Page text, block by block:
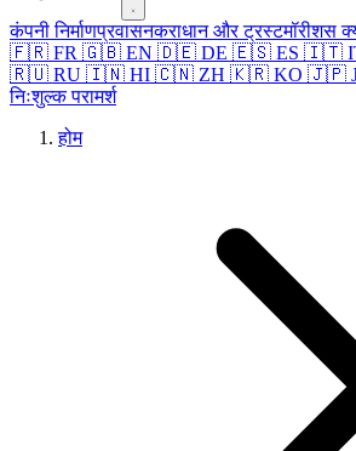
कंपनी निर्माणप्रवासनकराधान और ट्रस्टमॉरीशस
🇫🇷 FR 🇬🇧 EN 🇩🇪 DE 🇪🇸 ES 🇮🇹
🇷🇺 RU 🇮🇳 HI 🇨🇳 ZH 🇰🇷 KO 🇯🇵
निःशुल्क परामर्श
होम